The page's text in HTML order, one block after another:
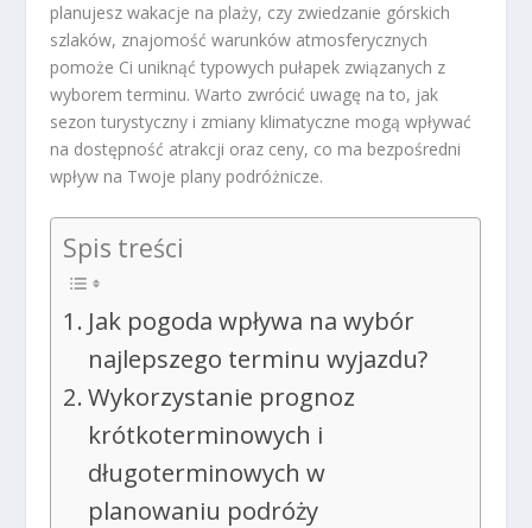
planujesz wakacje na plaży, czy zwiedzanie górskich
szlaków, znajomość warunków atmosferycznych
pomoże Ci uniknąć typowych pułapek związanych z
wyborem terminu. Warto zwrócić uwagę na to, jak
sezon turystyczny i zmiany klimatyczne mogą wpływać
na dostępność atrakcji oraz ceny, co ma bezpośredni
wpływ na Twoje plany podróżnicze.
Spis treści
Jak pogoda wpływa na wybór
najlepszego terminu wyjazdu?
Wykorzystanie prognoz
krótkoterminowych i
długoterminowych w
planowaniu podróży